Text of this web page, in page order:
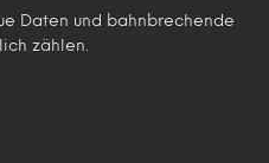
Daten und bahnbrechende
zählen.